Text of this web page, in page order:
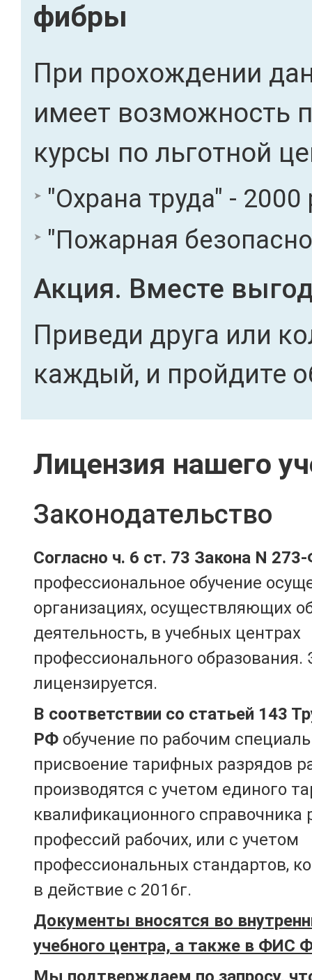
фибры
При прохождении
имеет возможность
курсы по льготной
"Охрана труда" - 2000
"Пожарная
Акция. Вместе
Приведи друга или
каждый, и пройдите
Лицензия нашего
Законодательство
Согласно ч. 6 ст. 73 Закона N
профессиональное обучение
организациях, осуществляющих
деятельность, в учебных центрах
профессионального образования.
лицензируется.
В соответствии со статьей 143
РФ обучение по рабочим
присвоение тарифных разрядов
производятся с учетом единого
квалификационного справочника
профессий рабочих, или с учетом
профессиональных стандартов,
в действие с 2016г.
Документы вносятся во
учебного центра, а также в ФИС